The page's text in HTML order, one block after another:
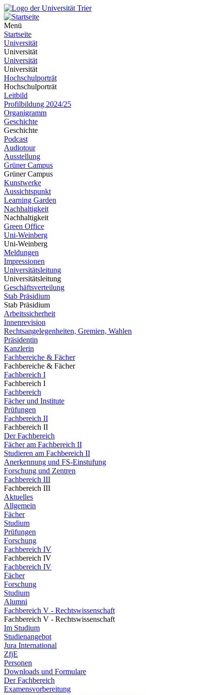
Menü
Startseite
Universität
Universität
Universität
Universität
Hochschulporträt
Hochschulporträt
Leitbild
Profilbildung 2024/25
Organigramm
Geschichte
Geschichte
Podcast
Audiotour
Ausstellung
Grüner Campus
Grüner Campus
Kunstwerke
Aussichtspunkt
Learning Garden
Nachhaltigkeit
Nachhaltigkeit
Green Office
Uni-Weinberg
Uni-Weinberg
Meldungen
Impressionen
Universitätsleitung
Universitätsleitung
Geschäftsverteilung
Stab Präsidium
Stab Präsidium
Arbeitssicherheit
Innenrevision
Rechtsangelegenheiten, Gremien, Wahlen
Präsidentin
Kanzlerin
Fachbereiche & Fächer
Fachbereiche & Fächer
Fachbereich I
Fachbereich I
Fachbereich
Fächer und Institute
Prüfungen
Fachbereich II
Fachbereich II
Der Fachbereich
Fächer am Fachbereich II
Studieren am Fachbereich II
Anerkennung und FS-Einstufung
Forschung und Zentren
Fachbereich III
Fachbereich III
Aktuelles
Allgemein
Fächer
Studium
Prüfungen
Forschung
Fachbereich IV
Fachbereich IV
Fachbereich IV
Fächer
Forschung
Studium
Alumni
Fachbereich V - Rechtswissenschaft
Fachbereich V - Rechtswissenschaft
Im Studium
Studienangebot
Jura International
ZfjE
Personen
Downloads und Formulare
Der Fachbereich
Examensvorbereitung